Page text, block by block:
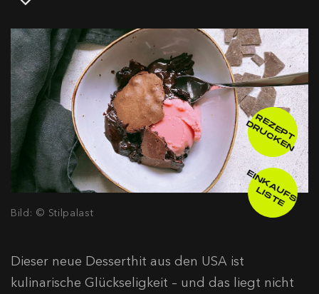
Bild: © Stilpalast
R
E
Z
E
P
T
D
R
U
C
K
E
N
E
IN
K
A
U
F
S
-
L
IS
T
E
Dieser neue Desserthit aus den USA ist
kulinarische Glückseligkeit – und das liegt nicht